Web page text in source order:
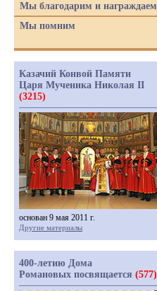
Мы благодарим и награждаем
Мы помним
Казачий Конвой Памяти
Царя Мученика Николая II
(3215)
основан 9 мая 2011 г.
Другие материалы
400-летию Дома
Романовых посвящается (577)